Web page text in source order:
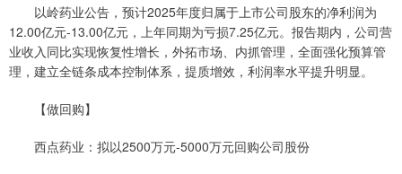
以岭药业公告，预计2025年度归属于上市公司股东的净利润为
12.00亿元-13.00亿元，上年同期为亏损7.25亿元。报告期内，公司营
业收入同比实现恢复性增长，外拓市场、内抓管理，全面强化预算管
理，建立全链条成本控制体系，提质增效，利润率水平提升明显。
【做回购】
西点药业：拟以2500万元-5000万元回购公司股份